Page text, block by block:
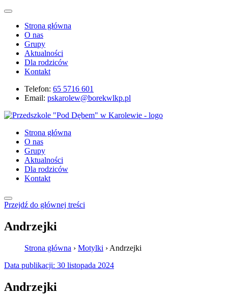
Strona główna
O nas
Grupy
Aktualności
Dla rodziców
Kontakt
Telefon: 65 5716 601
Email: pskarolew@borekwlkp.pl
Strona główna
O nas
Grupy
Aktualności
Dla rodziców
Kontakt
Przejdź do głównej treści
Andrzejki
Strona główna › Motylki › Andrzejki
Data publikacji: 30 listopada 2024
Andrzejki